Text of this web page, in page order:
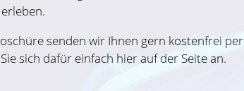
senden wir Ihnen gern kostenfrei per
sich dafür einfach hier auf der Seite an.